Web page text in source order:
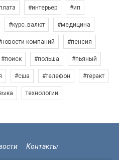
#интерьер #ип
#курс_валют #медицина
компаний #пенсия
#поиск #польша #пьяный
#сша #телефон #теракт
технологии
Контакты